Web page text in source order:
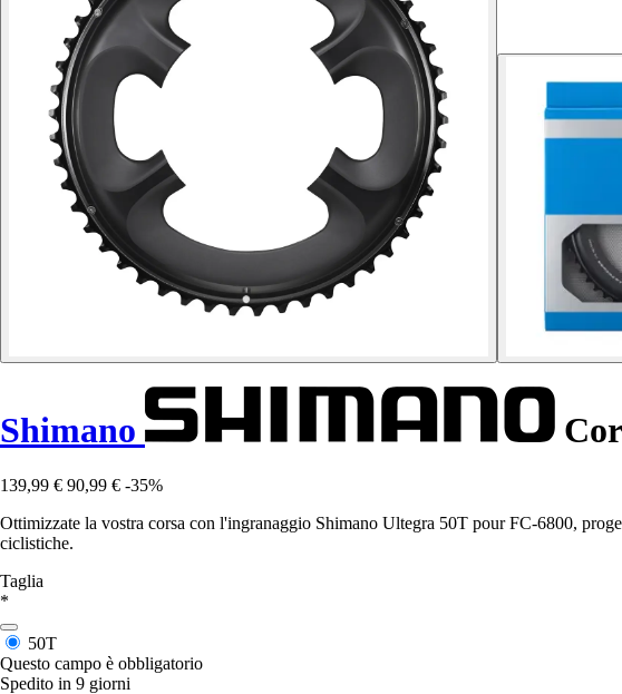
Shimano
139,99 € 90,99 € -35%
Ottimizzate la vostra corsa con l'ingranaggio Shimano Ultegra 50T pour FC-6800,
ciclistiche.
Taglia
*
50T
Questo campo è obbligatorio
Spedito in 9 giorni